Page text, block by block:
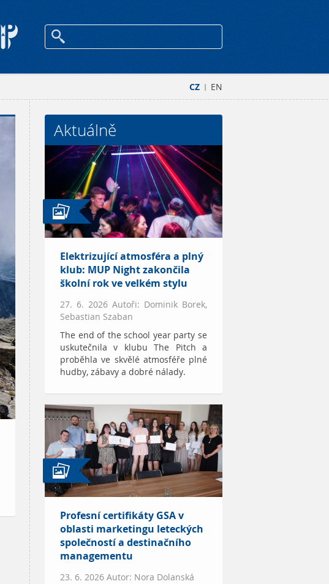
CZ | EN
Aktuálně
Elektrizující atmosféra a plný
klub: MUP Night zakončila
školní rok ve velkém stylu
27. 6. 2026 Autoři: Dominik Borek,
Sebastian Szaban
The end of the school year party se
uskutečnila v klubu The Pitch a
proběhla ve skvělé atmosféře plné
hudby, zábavy a dobré nálady.
Profesní certifikáty GSA v
oblasti marketingu leteckých
společností a destinačního
managementu
23. 6. 2026 Autor: Nora Dolanská